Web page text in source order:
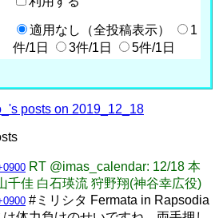
適用なし（全投稿表示）
1
件/1日
3件/1日 5件/1日
posts on 2019_12_18
RT @imas_calendar: 12/18 本
千佳 白石瑛流 狩野翔(神谷幸広役)
#ミリシタ Fermata in Rapsodia